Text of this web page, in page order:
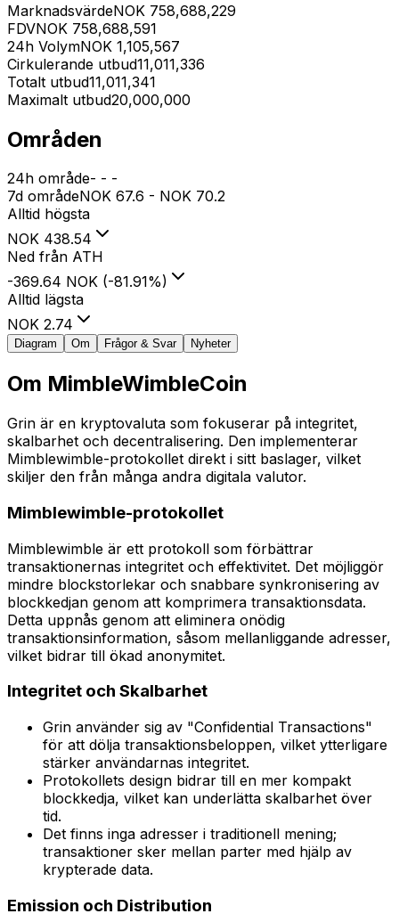
MarknadsvärdeNOK 758,688,229
FDVNOK 758,688,591
24h VolymNOK 1,105,567
Cirkulerande utbud11,011,336
Totalt utbud11,011,341
Maximalt utbud20,000,000
Områden
24h område- - -
7d områdeNOK 67.6 - NOK 70.2
Alltid högsta
NOK 438.54
Ned från ATH
-369.64 NOK (-81.91%)
Alltid lägsta
NOK 2.74
Diagram Om Frågor & Svar Nyheter
Om MimbleWimbleCoin
Grin är en kryptovaluta som fokuserar på integritet,
skalbarhet och decentralisering. Den implementerar
Mimblewimble-protokollet direkt i sitt baslager, vilket
skiljer den från många andra digitala valutor.
Mimblewimble-protokollet
Mimblewimble är ett protokoll som förbättrar
transaktionernas integritet och effektivitet. Det möjliggör
mindre blockstorlekar och snabbare synkronisering av
blockkedjan genom att komprimera transaktionsdata.
Detta uppnås genom att eliminera onödig
transaktionsinformation, såsom mellanliggande adresser,
vilket bidrar till ökad anonymitet.
Integritet och Skalbarhet
Grin använder sig av "Confidential Transactions"
för att dölja transaktionsbeloppen, vilket ytterligare
stärker användarnas integritet.
Protokollets design bidrar till en mer kompakt
blockkedja, vilket kan underlätta skalbarhet över
tid.
Det finns inga adresser i traditionell mening;
transaktioner sker mellan parter med hjälp av
krypterade data.
Emission och Distribution